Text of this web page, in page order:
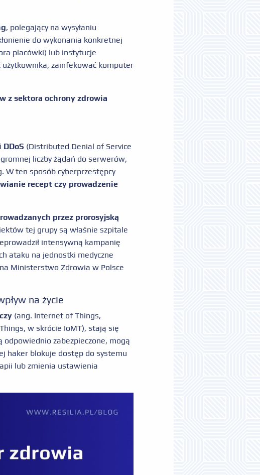
, polegający na wysyłaniu
do wykonania konkretnej
placówki) lub instytucje
zainfekować komputer
z sektora ochrony zdrowia
(Distributed Denial of Service
liczby żądań do serwerów,
W ten sposób cyberprzestępcy
recept czy prowadzenie
przez prorosyjską
tej grupy są właśnie szpitale
intensywną kampanię
ataku na jednostki medyczne
Ministerstwo Zdrowia w Polsce
na życie
(ang. Internet of Things,
w skrócie IoMT), stają się
zabezpieczone, mogą
haker blokuje dostęp do systemu
lub zmienia ustawienia